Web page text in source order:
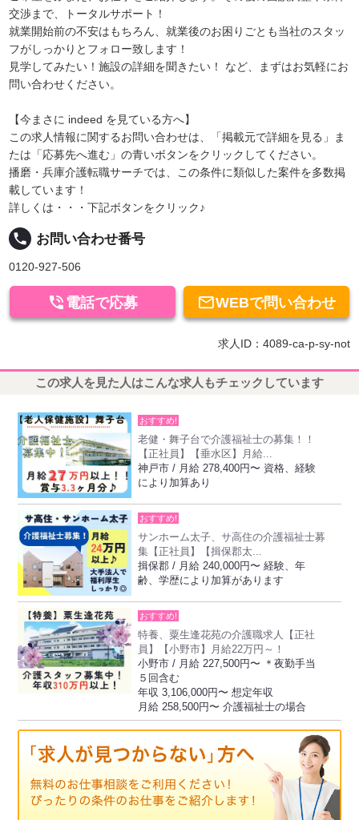
交渉まで、トータルサポート！
就業開始前の不安はもちろん、就業後のお困りごとも当社のスタッ
フがしっかりとフォロー致します！
見学してみたい！施設の詳細を聞きたい！ など、まずはお気軽にお
問い合わせください。
【今まさに indeed を見ている方へ】
この求人情報に関するお問い合わせは、「掲載元で詳細を見る」ま
たは「応募先へ進む」の青いボタンをクリックしてください。
播磨・兵庫介護転職サーチでは、この条件に類似した案件を多数掲
載しています！
詳しくは・・・下記ボタンをクリック♪
local_phone お問い合わせ番号
0120-927-506
WEBで問い合わせ
 電話で応募
求人ID：4089-ca-p-sy-not
この求人を見た人はこんな求人もチェックしています
おすすめ!
老健・舞子台で介護福祉士の募集！！
【正社員】【垂水区】月給...
神戸市 / 月給 278,400円〜 資格、経験
により加算あり
おすすめ!
サンホーム太子、サ高住の介護福祉士募
集【正社員】【揖保郡太...
揖保郡 / 月給 240,000円〜 経験、年
齢、学歴により加算があります
おすすめ!
特養、粟生逢花苑の介護職求人【正社
員】【小野市】月給22万円～！
小野市 / 月給 227,500円〜 ＊夜勤手当
５回含む
年収 3,106,000円〜 想定年収
月給 258,500円〜 介護福祉士の場合